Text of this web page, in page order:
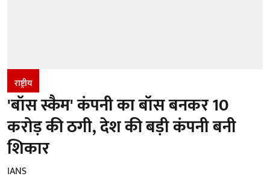
राष्ट्रीय
'बॉस स्कैम' कंपनी का बॉस बनकर 10
करोड़ की ठगी, देश की बड़ी कंपनी बनी
शिकार
IANS